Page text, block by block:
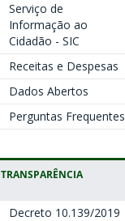
Serviço de
Informação ao
Cidadão - SIC
Receitas e Despesas
Dados Abertos
Perguntas Frequentes
TRANSPARÊNCIA
Decreto 10.139/2019